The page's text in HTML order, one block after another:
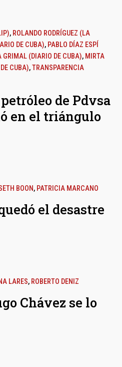
, ROLANDO RODRÍGUEZ (LA
DE CUBA), PABLO DÍAZ ESPÍ
GRIMAL (DIARIO DE CUBA), MIRTA
CUBA),TRANSPARENCIA
de Pdvsa
en el triángulo
BOON, PATRICIA MARCANO
el desastre
LARES, ROBERTO DENIZ
Chávez se lo